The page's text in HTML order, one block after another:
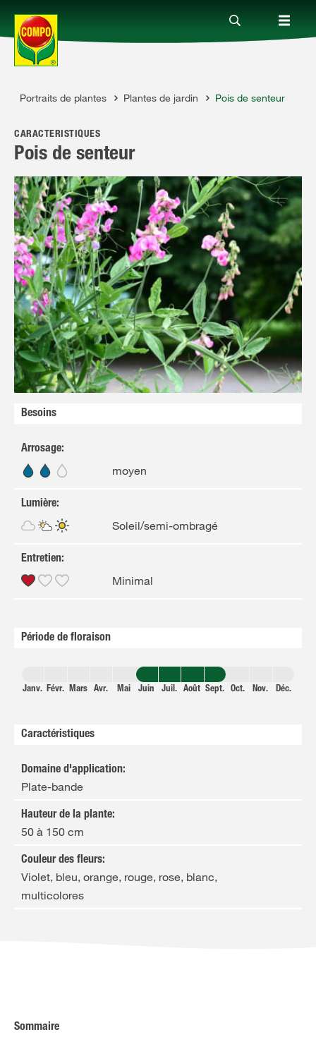
Produits
Conseil
Thèmes
Service
Qui sommes-nous?
FR NL
Portraits de plantes Plantes de jardin Pois de senteur
CARACTÉRISTIQUES
Pois de senteur
Besoins
Arrosage:
moyen
Lumière:
Soleil/semi-ombragé
Entretien:
Minimal
Période de floraison
Janv. Févr. Mars Avr. Mai Juin Juil. Août Sept. Oct. Nov. Déc.
Caractéristiques
Domaine d'application:
Plate-bande
Hauteur de la plante:
50 à 150 cm
Couleur des fleurs:
Violet, bleu, orange, rouge, rose, blanc,
multicolores
Sommaire